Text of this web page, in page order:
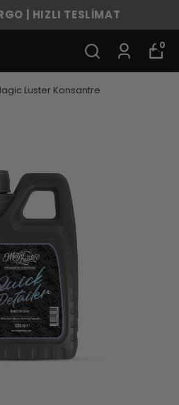
| HIZLI TESLİMAT
0
Luster Konsantre